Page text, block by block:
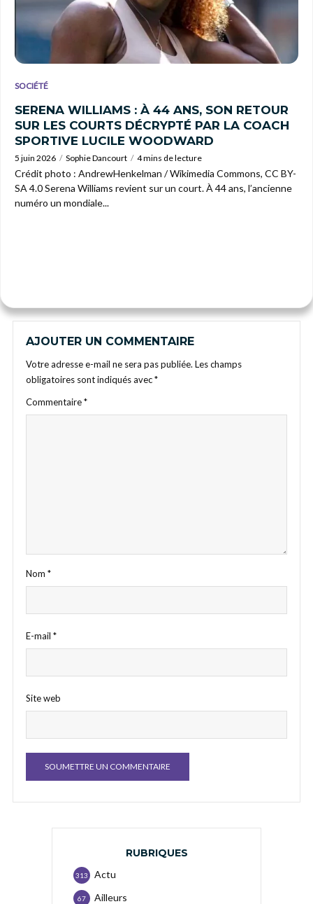
SOCIÉTÉ
SERENA WILLIAMS : À 44 ANS, SON RETOUR
SUR LES COURTS DÉCRYPTÉ PAR LA COACH
SPORTIVE LUCILE WOODWARD
5 juin 2026 Sophie Dancourt 4 mins de lecture
Crédit photo : AndrewHenkelman / Wikimedia Commons, CC BY-
SA 4.0 Serena Williams revient sur un court. À 44 ans, l’ancienne
numéro un mondiale...
AJOUTER UN COMMENTAIRE
Votre adresse e-mail ne sera pas publiée. Les champs
obligatoires sont indiqués avec*
Commentaire*
Nom *
E-mail *
Site web
RUBRIQUES
Actu
313
Ailleurs
67